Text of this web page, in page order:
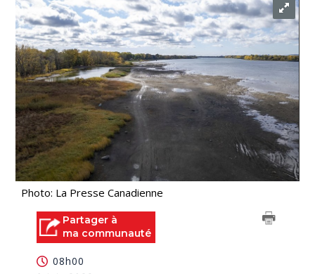
Photo: La Presse Canadienne
Partager à
ma communauté
08h00